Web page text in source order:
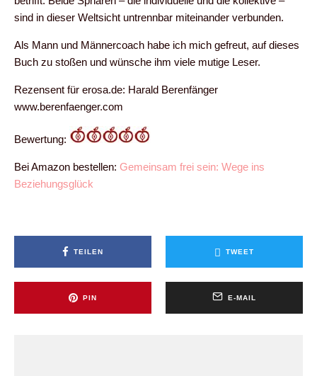
sind in dieser Weltsicht untrennbar miteinander verbunden.
Als Mann und Männercoach habe ich mich gefreut, auf dieses
Buch zu stoßen und wünsche ihm viele mutige Leser.
Rezensent für erosa.de: Harald Berenfänger
www.berenfaenger.com
Bewertung:
Bei Amazon bestellen: Gemeinsam frei sein: Wege ins
Beziehungsglück
TEILEN TWEET
PIN E-MAIL